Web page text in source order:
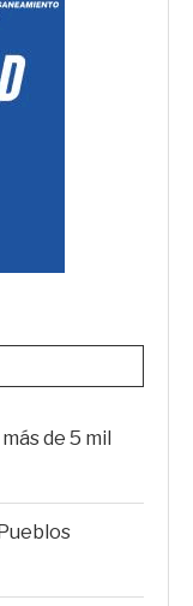
de 5 mil